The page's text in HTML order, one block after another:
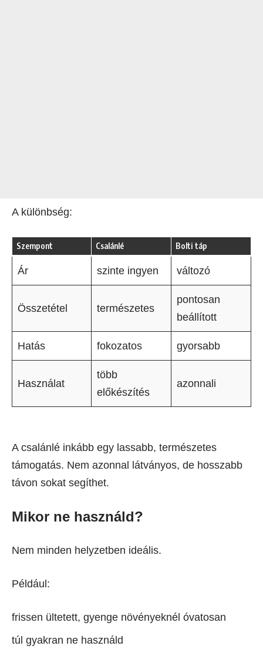
A különbség:
Szempont Csalánlé Bolti táp
Ár szinte ingyen változó
Összetétel természetes
pontosan
beállított
Hatás fokozatos gyorsabb
Használat
több
előkészítés
azonnali
A csalánlé inkább egy lassabb, természetes
támogatás. Nem azonnal látványos, de hosszabb
távon sokat segíthet.
Mikor ne használd?
Nem minden helyzetben ideális.
Például:
frissen ültetett, gyenge növényeknél óvatosan
túl gyakran ne használd